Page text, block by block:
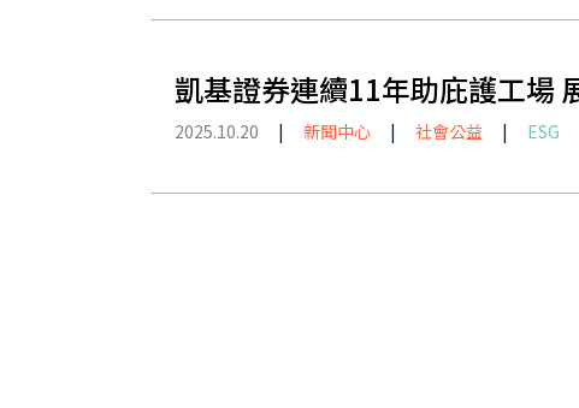
凱基證券連續11年助庇護工場
2025.10.20 | 新聞中心 | 社會公益 | ESG